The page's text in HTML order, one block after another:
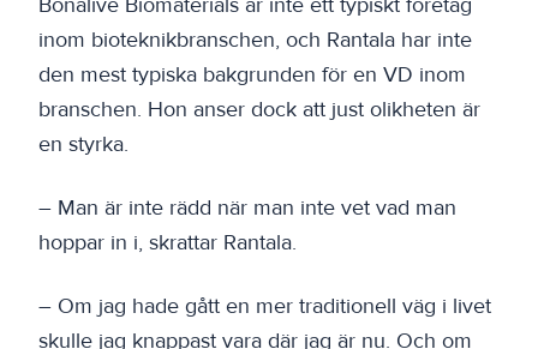
inom bioteknikbranschen, och Rantala har inte
den mest typiska bakgrunden för en VD inom
branschen. Hon anser dock att just olikheten är
en styrka.
– Man är inte rädd när man inte vet vad man
hoppar in i, skrattar Rantala.
– Om jag hade gått en mer traditionell väg i livet
skulle jag knappast vara där jag är nu. Och om